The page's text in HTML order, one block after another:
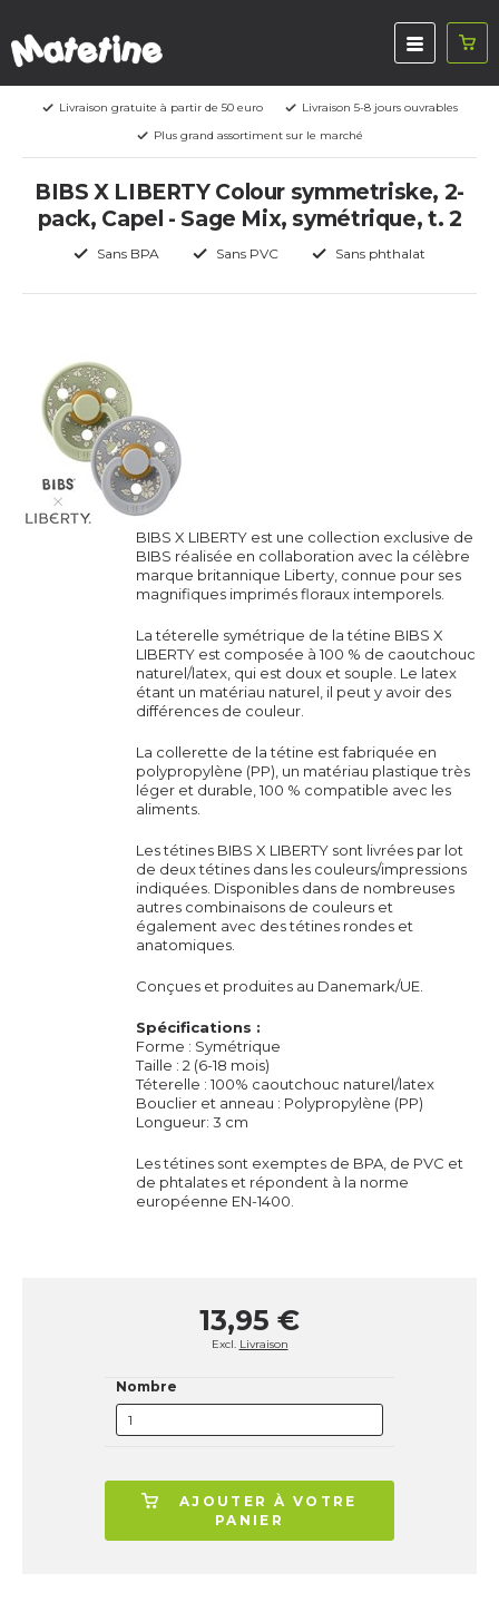
Livraison gratuite à partir de 50 euro
Livraison 5-8 jours ouvrables
Plus grand assortiment sur le marché
BIBS X LIBERTY Colour symmetriske, 2-
pack, Capel - Sage Mix, symétrique, t. 2
Sans BPA Sans PVC Sans phthalat
BIBS X LIBERTY est une collection exclusive de
BIBS réalisée en collaboration avec la célèbre
marque britannique Liberty, connue pour ses
magnifiques imprimés floraux intemporels.
La téterelle symétrique de latétine BIBS X
LIBERTY est composée à 100 % de caoutchouc
naturel/latex, qui est doux et souple. Le latex
étant un matériau naturel, il peut y avoir des
différences de couleur.
La collerette de latétine est fabriquée en
polypropylène (PP), un matériau plastique très
léger et durable, 100 % compatible avec les
aliments.
Lestétines BIBS X LIBERTY sont livrées par lot
de deuxtétines dans les couleurs/impressions
indiquées. Disponibles dans de nombreuses
autres combinaisons de couleurs et
également avec des tétines rondes et
anatomiques.
Conçues et produites au Danemark/UE.
Spécifications :
Forme : Symétrique
Taille : 2 (6-18 mois)
Téterelle : 100% caoutchouc naturel/latex
Bouclier et anneau : Polypropylène (PP)
Longueur: 3 cm
Lestétines sont exemptes de BPA, de PVC et
de phtalates et répondent à la norme
européenne EN-1400.
13,95 €
Excl. Livraison
Nombre
AJOUTER À VOTRE
PANIER